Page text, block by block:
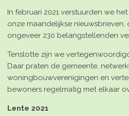
In februari 2021 verstuurden we
onze maandelijkse nieuwsbrieven,
ongeveer 230 belangstellenden
Tenslotte zijn we
Daar praten de gemeente,
woningbouwverenigingen en
bewoners regelmatig met elkaar
Lente 2021